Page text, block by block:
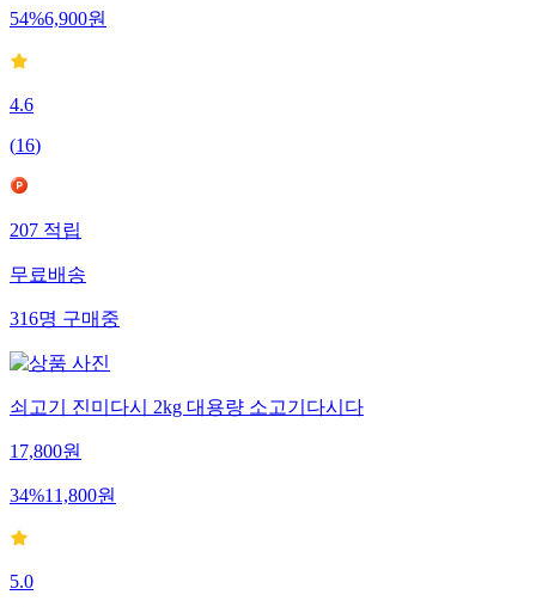
54%6,900원
4.6
(16)
207적립
무료배송
316명구매중
쇠고기 진미다시 2kg 대용량 소고기다시다
17,800원
34%11,800원
5.0